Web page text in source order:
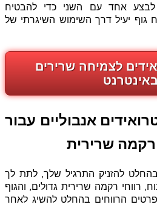
לבצע אחד עם השני כדי להבטיח
גוף יעיל דרך השימוש השיגרתי של
לצמיחה שרירים
אנבוליים עבור
בדרך כלל, Decaduro בהחלט להזניק התרגיל שלך, לתת לך
רקמה שרירית גדולים, והגוף
הרווחים בהחלט להשיג לאחר